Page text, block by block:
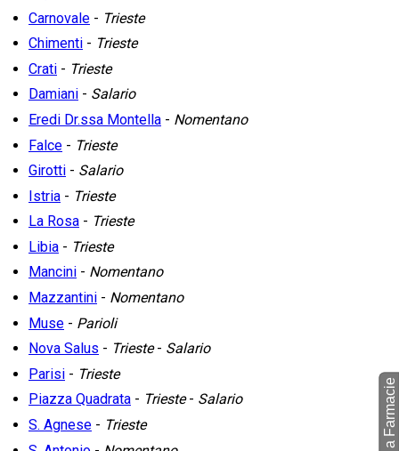
Carnovale - Trieste
Chimenti - Trieste
Crati - Trieste
Damiani - Salario
Eredi Dr.ssa Montella - Nomentano
Falce - Trieste
Girotti - Salario
Istria - Trieste
La Rosa - Trieste
Libia - Trieste
Mancini - Nomentano
Mazzantini - Nomentano
Muse - Parioli
Nova Salus - Trieste- Salario
Parisi - Trieste
Piazza Quadrata - Trieste- Salario
S. Agnese - Trieste